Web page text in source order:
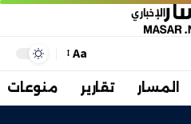
Aa
المسار تقارير منوعات